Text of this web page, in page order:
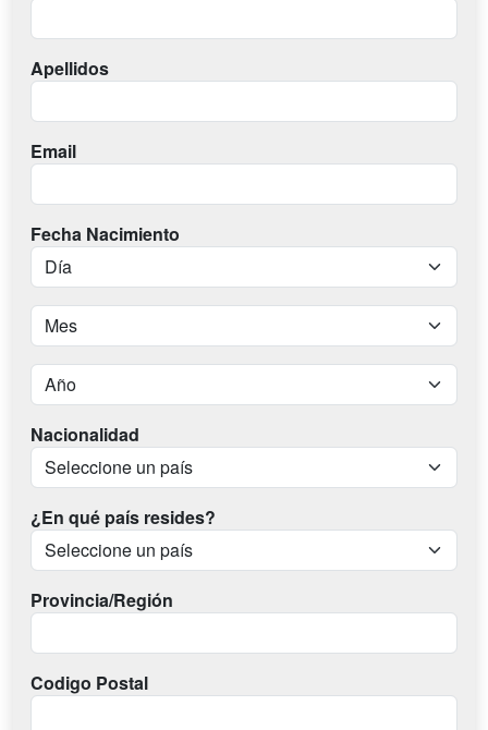
Apellidos
Email
Fecha Nacimiento
Nacionalidad
¿En qué país resides?
Provincia/Región
Codigo Postal